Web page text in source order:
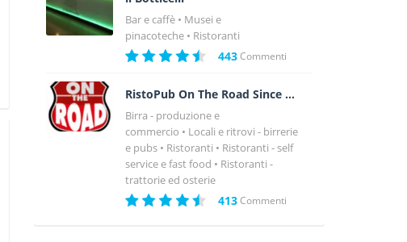
Bar e caffè
Musei e
pinacoteche
Ristoranti
443Commenti
RistoPub On The Road Since 1980
Birra - produzione e
commercio
Locali e ritrovi - birrerie
e pubs
Ristoranti
Ristoranti - self
service e fast food
Ristoranti -
trattorie ed osterie
413Commenti